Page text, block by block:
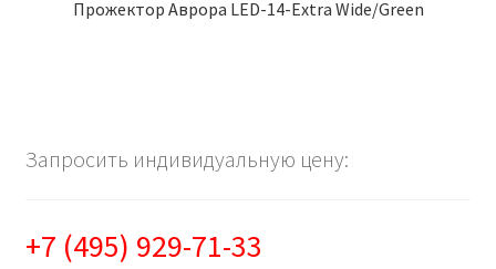
Прожектор Аврора LED-14-Extra Wide/Green
Запросить индивидуальную цену:
+7 (495) 929-71-33